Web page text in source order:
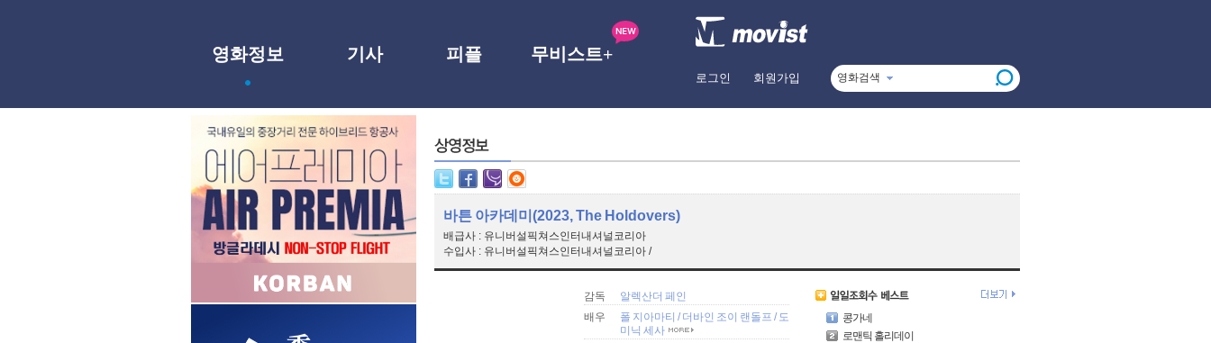
영화정보 기사 피플 무비스트+
로그인 회원가입 영화검색
바튼 아카데미(2023, The Holdovers)
배급사 : 유니버설픽쳐스인터내셔널코리아
수입사 : 유니버설픽쳐스인터내셔널코리아 /
감독
알렉산더 페인
배우
폴 지아마티 /더바인 조이 랜돌프 /도
미닉 세사
콩가네
로맨틱 홀리데이